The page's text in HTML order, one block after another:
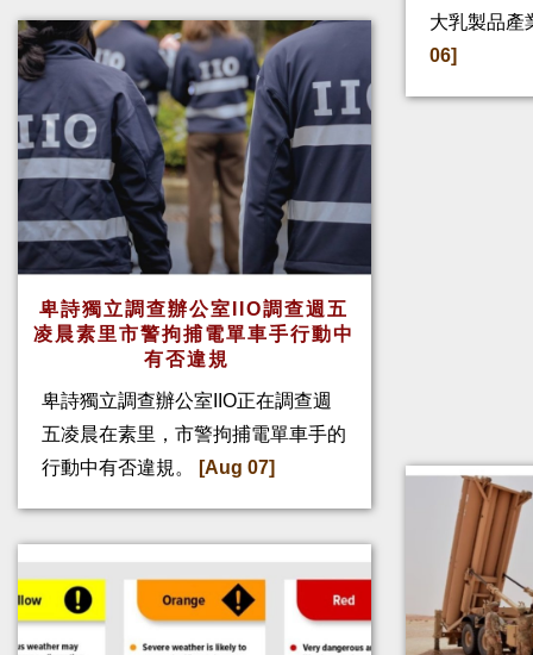
卑詩獨立調查辦公室IIO調查週五
凌晨素里市警拘捕電單車手行動中
有否違規
卑詩獨立調查辦公室IIO正在調查週
五凌晨在素里，市警拘捕電單車手的
行動中有否違規。
[Aug 07]
大乳製品產
06]